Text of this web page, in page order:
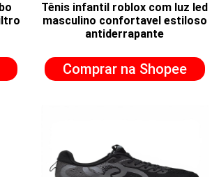
Tênis infantil roblox com luz led
masculino confortavel estiloso
antiderrapante
Comprar na Shopee